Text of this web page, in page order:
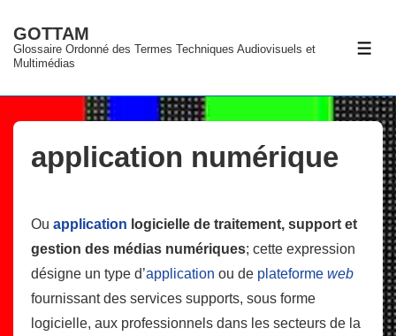
passer
au
GOTTAM
Glossaire Ordonné des Termes Techniques Audiovisuels et
Multimédias
application numérique
Ou application logicielle de traitement, support et
gestion des médias numériques; cette expression
désigne un type d’application ou de plateforme web
fournissant des services supports, sous forme
logicielle, aux professionnels dans les secteurs de la